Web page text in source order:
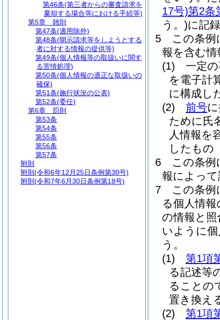
17号)第2条
う。)に記
5
この条例
報を含む
(1)
一定
を電子計
に構成し
(2)
前号
ために氏
人情報を
したもの
6
この条例
報によっ
7
この条例
る個人情
の情報と
いように
う。
(1)
第1項
る記述等
ることの
置き換え
(2)
第1項
第46条(第三者からの審査請求を
棄却する場合等における手続等)
第5章
雑則
第47条(適用除外)
第48条(開示請求等をしようとする
者に対する情報の提供等)
第49条(個人情報等の取扱いに関す
る苦情処理)
第50条(個人情報の適正な取扱いの
確保)
第51条(施行状況の公表)
第52条(委任)
第6章
罰則
第53条
第54条
第55条
第56条
第57条
附則
附則 (令和6年12月25日条例第30号)
附則 (令和7年6月30日条例第18号)